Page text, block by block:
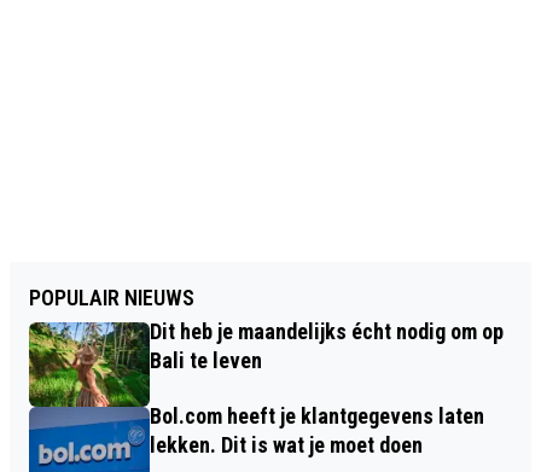
POPULAIR NIEUWS
Dit heb je maandelijks écht nodig om op
Bali te leven
Bol.com heeft je klantgegevens laten
lekken. Dit is wat je moet doen